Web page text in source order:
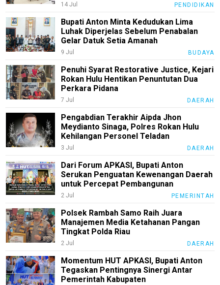
14 Jul PENDIDIKAN
Bupati Anton Minta Kedudukan Lima
Luhak Diperjelas Sebelum Penabalan
Gelar Datuk Setia Amanah
9 Jul BUDAYA
Penuhi Syarat Restorative Justice, Kejari
Rokan Hulu Hentikan Penuntutan Dua
Perkara Pidana
7 Jul DAERAH
Pengabdian Terakhir Aipda Jhon
Meydianto Sinaga, Polres Rokan Hulu
Kehilangan Personel Teladan
3 Jul DAERAH
Dari Forum APKASI, Bupati Anton
Serukan Penguatan Kewenangan Daerah
untuk Percepat Pembangunan
2 Jul PEMERINTAH
Polsek Rambah Samo Raih Juara
Manajemen Media Ketahanan Pangan
Tingkat Polda Riau
2 Jul DAERAH
Momentum HUT APKASI, Bupati Anton
Tegaskan Pentingnya Sinergi Antar
Pemerintah Kabupaten
W
jawabarat
Money
Liputan
Real
Gadget
Guide
Cat
Food
Lifestyle
Pinjol
SourceCode